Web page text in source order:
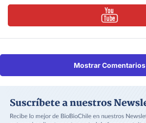
Mostrar Comentarios